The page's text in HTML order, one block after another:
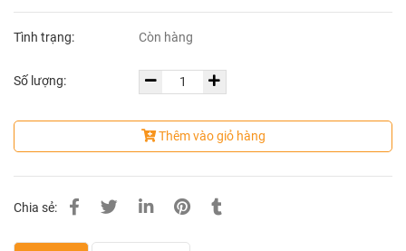
Tình trạng: Còn hàng
Số lượng:
Thêm vào giỏ hàng
Chia sẻ: